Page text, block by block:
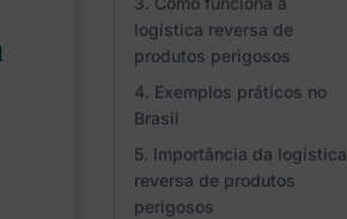
logística reversa de
produtos perigosos
Exemplos práticos no
Brasil
Importância da logística
reversa de produtos
perigosos